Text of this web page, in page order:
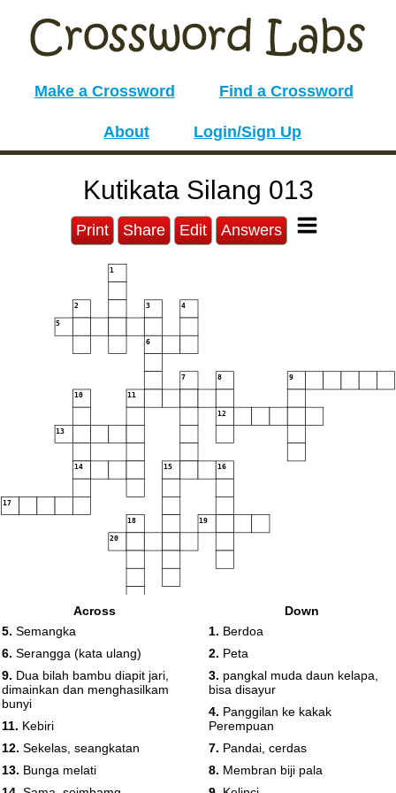
Make a Crossword Find a Crossword
About Login/Sign Up
Kutikata Silang 013
Print Share Edit Answers
1
2 3 4
5
6
7 8 9
10 11
12
13
14 15 16
17
18 19
20
Across
5. Semangka
6. Serangga (kata ulang)
9. Dua bilah bambu diapit jari,
dimainkan dan menghasilkam
bunyi
11. Kebiri
12. Sekelas, seangkatan
13. Bunga melati
Down
1. Berdoa
2. Peta
3. pangkal muda daun kelapa,
bisa disayur
4. Panggilan ke kakak
Perempuan
7. Pandai, cerdas
8. Membran biji pala